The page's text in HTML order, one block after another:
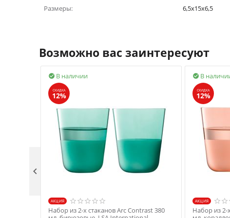
Размеры:
6,5x15x6,5
Возможно вас заинтересуют
В наличии

СКИДКА
12%
AКЦИЯ
Набор из 2-х стаканов Arc Contrast 380
В

СКИДКА
12%
AКЦИЯ
Набор из 2-
